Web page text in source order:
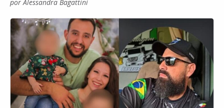
por Alessandra Bagattini